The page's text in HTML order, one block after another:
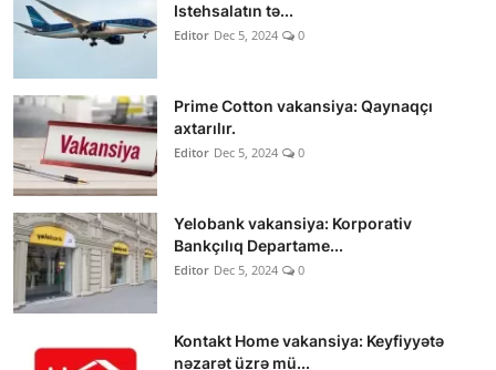
Istehsalatın tə...
Editor Dec 5, 2024 0
Prime Cotton vakansiya: Qaynaqçı
axtarılır.
Editor Dec 5, 2024 0
Yelobank vakansiya: Korporativ
Bankçılıq Departame...
Editor Dec 5, 2024 0
Kontakt Home vakansiya: Keyfiyyətə
nəzarət üzrə mü...